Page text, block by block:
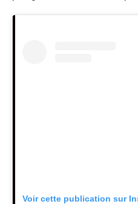
Voir cette publication sur